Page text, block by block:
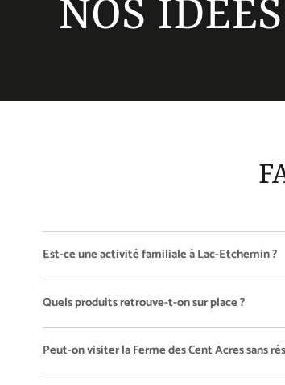
NOS
Est-ce une activité familiale à Lac-Etchemin ?
Quels produits retrouve-t-on sur place ?
Peut-on visiter la Ferme des Cent Acres sans